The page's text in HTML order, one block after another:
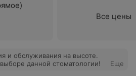
Все цены
и обслуживания на высоте.
данной стоматологии!
Еще